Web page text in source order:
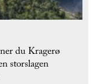
du Kragerø
storslagen